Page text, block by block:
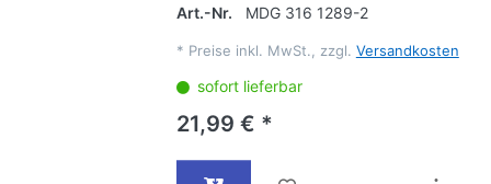
Art.-Nr.
MDG 316 1289-2
* Preise inkl. MwSt., zzgl. Versandkosten
sofort lieferbar
21,99 € *